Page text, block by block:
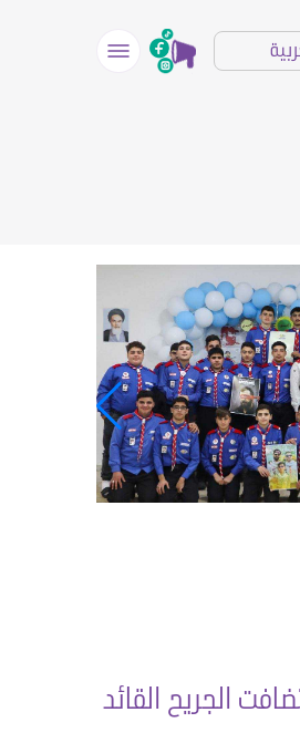
الجريح القائد